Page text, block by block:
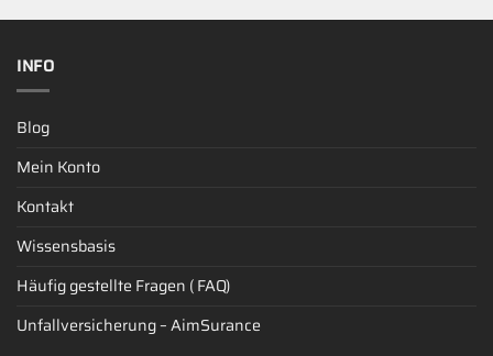
INFO
Blog
Mein Konto
Kontakt
Wissensbasis
Häufig gestellte Fragen ( FAQ)
Unfallversicherung – AimSurance